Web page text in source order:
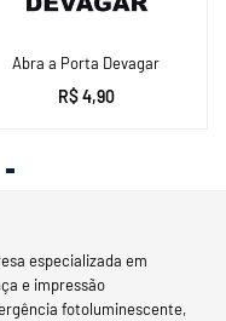
Abra a Porta Devagar
R$ 4,90
especializada em
e impressão
fotoluminescente,